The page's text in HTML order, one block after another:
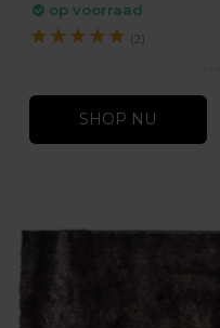
op voorraad
★★★★★ (2)
SHOP NU